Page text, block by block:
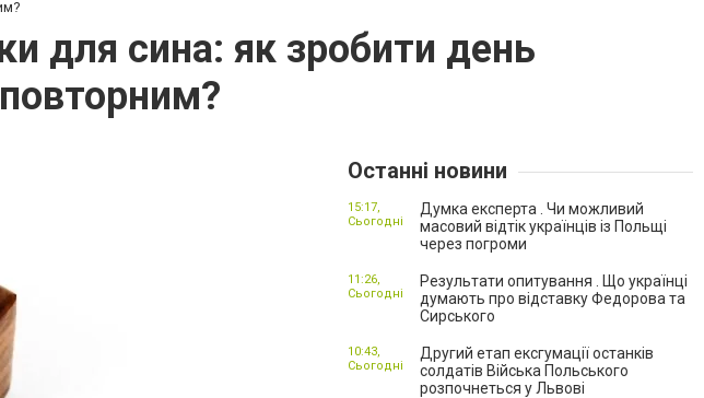
для сина: як зробити день
Останні новини
Думка експерта . Чи можливий
масовий відтік українців із Польщі
через погроми
15:17,
Сьогодні
Результати опитування . Що українці
думають про відставку Федорова та
Сирського
11:26,
Сьогодні
Другий етап ексгумації останків
солдатів Війська Польського
розпочнеться у Львові
10:43,
Сьогодні